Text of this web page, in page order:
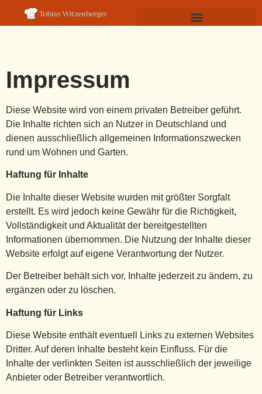
Impressum
Diese Website wird von einem privaten Betreiber geführt.
Die Inhalte richten sich an Nutzer in Deutschland und
dienen ausschließlich allgemeinen Informationszwecken
rund um Wohnen und Garten.
Haftung für Inhalte
Die Inhalte dieser Website wurden mit größter Sorgfalt
erstellt. Es wird jedoch keine Gewähr für die Richtigkeit,
Vollständigkeit und Aktualität der bereitgestellten
Informationen übernommen. Die Nutzung der Inhalte dieser
Website erfolgt auf eigene Verantwortung der Nutzer.
Der Betreiber behält sich vor, Inhalte jederzeit zu ändern, zu
ergänzen oder zu löschen.
Haftung für Links
Diese Website enthält eventuell Links zu externen Websites
Dritter. Auf deren Inhalte besteht kein Einfluss. Für die
Inhalte der verlinkten Seiten ist ausschließlich der jeweilige
Anbieter oder Betreiber verantwortlich.